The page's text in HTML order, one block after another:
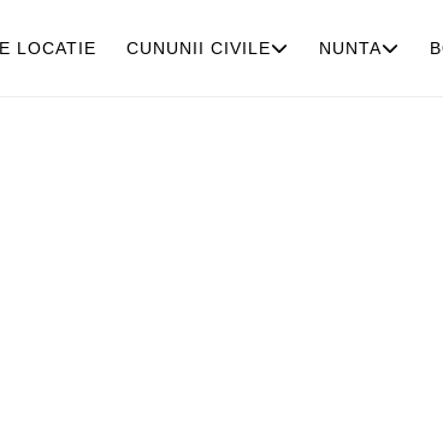
LOCATIE CUNUNII CIVILE NUNTA